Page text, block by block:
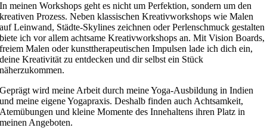
In meinen Workshops geht es nicht um Perfektion, sondern um den
kreativen Prozess. Neben klassischen Kreativworkshops wie Malen
auf Leinwand, Städte-Skylines zeichnen oder Perlenschmuck gestalten
biete ich vor allem achtsame Kreativworkshops an. Mit Vision Boards,
freiem Malen oder kunsttherapeutischen Impulsen lade ich dich ein,
deine Kreativität zu entdecken und dir selbst ein Stück
näherzukommen.
Geprägt wird meine Arbeit durch meine Yoga-Ausbildung in Indien
und meine eigene Yogapraxis. Deshalb finden auch Achtsamkeit,
Atemübungen und kleine Momente des Innehaltens ihren Platz in
meinen Angeboten.